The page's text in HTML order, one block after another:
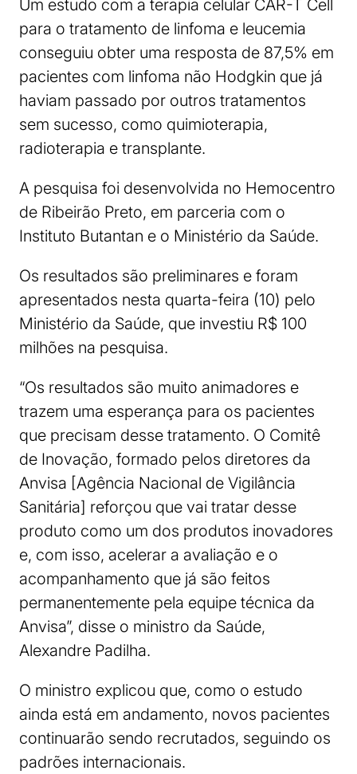
Um estudo com a terapia celular CAR-T Cell
para o tratamento de linfoma e leucemia
conseguiu obter uma resposta de 87,5% em
pacientes com linfoma não Hodgkin que já
haviam passado por outros tratamentos
sem sucesso, como quimioterapia,
radioterapia e transplante.
A pesquisa foi desenvolvida no Hemocentro
de Ribeirão Preto, em parceria com o
Instituto Butantan e o Ministério da Saúde.
Os resultados são preliminares e foram
apresentados nesta quarta-feira (10) pelo
Ministério da Saúde, que investiu R$ 100
milhões na pesquisa.
“Os resultados são muito animadores e
trazem uma esperança para os pacientes
que precisam desse tratamento. O Comitê
de Inovação, formado pelos diretores da
Anvisa [Agência Nacional de Vigilância
Sanitária] reforçou que vai tratar desse
produto como um dos produtos inovadores
e, com isso, acelerar a avaliação e o
acompanhamento que já são feitos
permanentemente pela equipe técnica da
Anvisa”, disse o ministro da Saúde,
Alexandre Padilha.
O ministro explicou que, como o estudo
ainda está em andamento, novos pacientes
continuarão sendo recrutados, seguindo os
padrões internacionais.